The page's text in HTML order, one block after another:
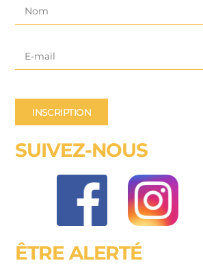
INSCRIPTION
SUIVEZ-NOUS
ÊTRE ALERTÉ